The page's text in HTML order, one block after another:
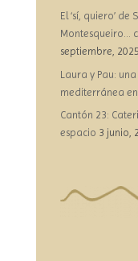
El ‘sí, quiero’
Montesqueiro…
septiembre, 2025
Laura y Pau:
mediterránea
Cantón 23:
espacio 3 junio,